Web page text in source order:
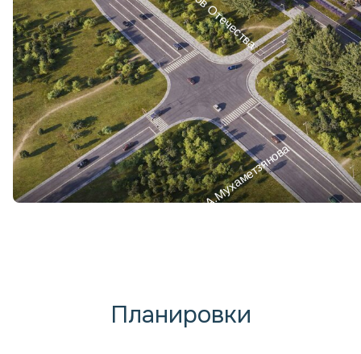
Ул. А.Мухаметзянова
Планировки